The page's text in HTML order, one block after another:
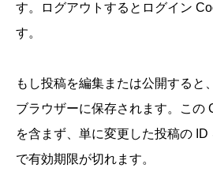
す。ログアウトするとログイン
す。
もし投稿を編集または公開すると
ブラウザーに保存されます。この
を含まず、単に変更した投稿の ID
で有効期限が切れます。